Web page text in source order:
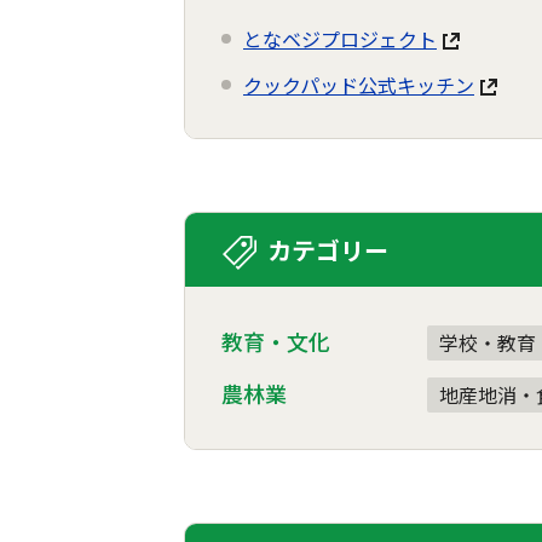
となベジプロジェクト
クックパッド公式キッチン
カテゴリー
教育・文化 学校・教育
農林業 地産地消・